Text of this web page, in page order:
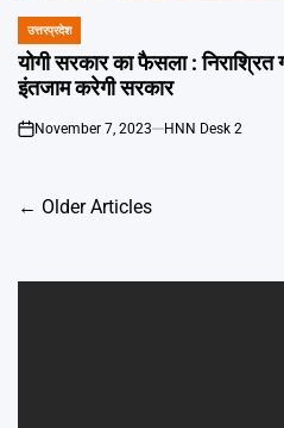
POSTED
IN
उत्तरप्रदेश
योगी सरकार का फैसला :
इंतजाम करेगी सरकार
on
November 7, 2023 HNN Desk 2
Posts
← Older Articles